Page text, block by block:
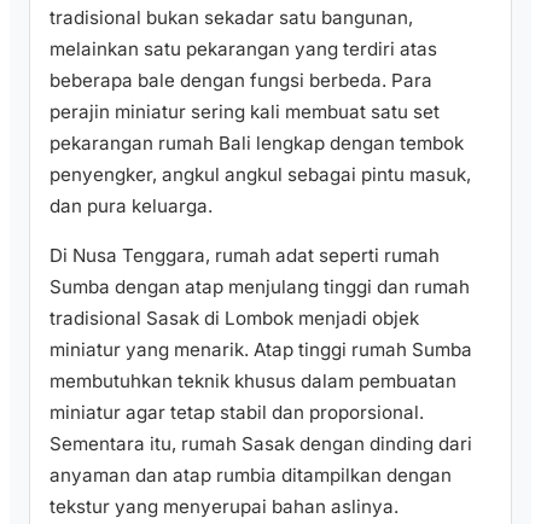
tradisional bukan sekadar satu bangunan,
melainkan satu pekarangan yang terdiri atas
beberapa bale dengan fungsi berbeda. Para
perajin miniatur sering kali membuat satu set
pekarangan rumah Bali lengkap dengan tembok
penyengker, angkul angkul sebagai pintu masuk,
dan pura keluarga.
Di Nusa Tenggara, rumah adat seperti rumah
Sumba dengan atap menjulang tinggi dan rumah
tradisional Sasak di Lombok menjadi objek
miniatur yang menarik. Atap tinggi rumah Sumba
membutuhkan teknik khusus dalam pembuatan
miniatur agar tetap stabil dan proporsional.
Sementara itu, rumah Sasak dengan dinding dari
anyaman dan atap rumbia ditampilkan dengan
tekstur yang menyerupai bahan aslinya.